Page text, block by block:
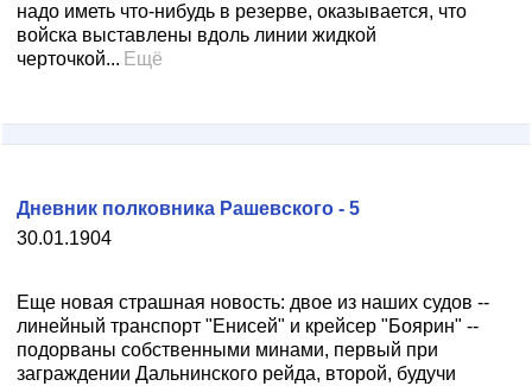
надо иметь что-нибудь в резерве, оказывается, что
войска выставлены вдоль линии жидкой
черточкой... Ещё
30.01.1904
Дневник полковника Рашевского - 5
Еще новая страшная новость: двое из наших судов --
линейный транспорт "Енисей" и крейсер "Боярин" --
подорваны собственными минами, первый при
заграждении Дальнинского рейда, второй, будучи